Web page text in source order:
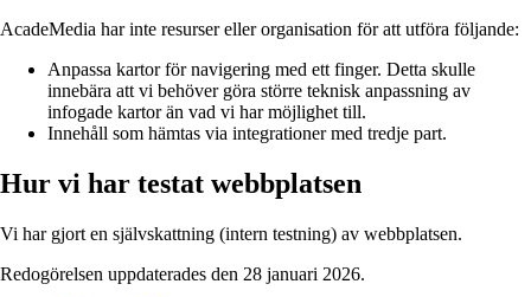
AcadeMedia har inte resurser eller organisation för att utföra följande:
Anpassa kartor för navigering med ett finger. Detta skulle
innebära att vi behöver göra större teknisk anpassning av
infogade kartor än vad vi har möjlighet till.
Innehåll som hämtas via integrationer med tredje part.
Hur vi har testat webbplatsen
Vi har gjort en självskattning (intern testning) av webbplatsen.
Redogörelsen uppdaterades den 28 januari 2026.